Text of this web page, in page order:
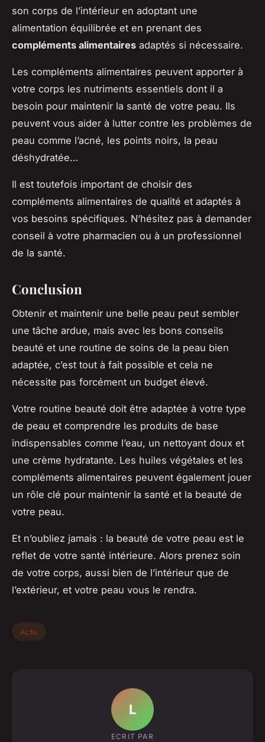
son corps de l’intérieur en adoptant une
alimentation équilibrée et en prenant des
compléments alimentaires adaptés si nécessaire.
Les compléments alimentaires peuvent apporter à
votre corps les nutriments essentiels dont il a
besoin pour maintenir la santé de votre peau. Ils
peuvent vous aider à lutter contre les problèmes de
peau comme l’acné, les points noirs, la peau
déshydratée…
Il est toutefois important de choisir des
compléments alimentaires de qualité et adaptés à
vos besoins spécifiques. N’hésitez pas à demander
conseil à votre pharmacien ou à un professionnel
de la santé.
Conclusion
Obtenir et maintenir une belle peau peut sembler
une tâche ardue, mais avec les bons conseils
beauté et une routine de soins de la peau bien
adaptée, c’est tout à fait possible et cela ne
nécessite pas forcément un budget élevé.
Votre routine beauté doit être adaptée à votre type
de peau et comprendre les produits de base
indispensables comme l’eau, un nettoyant doux et
une crème hydratante. Les huiles végétales et les
compléments alimentaires peuvent également jouer
un rôle clé pour maintenir la santé et la beauté de
votre peau.
Et n’oubliez jamais : la beauté de votre peau est le
reflet de votre santé intérieure. Alors prenez soin
de votre corps, aussi bien de l’intérieur que de
l’extérieur, et votre peau vous le rendra.
Actu
L
ECRIT PAR